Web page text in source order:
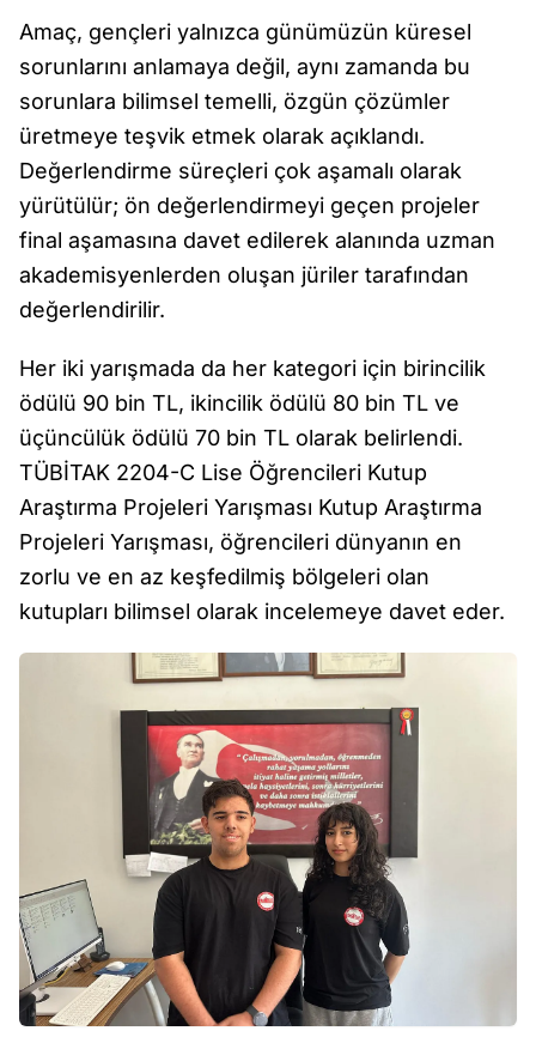
Amaç, gençleri yalnızca günümüzün küresel
sorunlarını anlamaya değil, aynı zamanda bu
sorunlara bilimsel temelli, özgün çözümler
üretmeye teşvik etmek olarak açıklandı.
Değerlendirme süreçleri çok aşamalı olarak
yürütülür; ön değerlendirmeyi geçen projeler
final aşamasına davet edilerek alanında uzman
akademisyenlerden oluşan jüriler tarafından
değerlendirilir.
Her iki yarışmada da her kategori için birincilik
ödülü 90 bin TL, ikincilik ödülü 80 bin TL ve
üçüncülük ödülü 70 bin TL olarak belirlendi.
TÜBİTAK 2204-C Lise Öğrencileri Kutup
Araştırma Projeleri Yarışması Kutup Araştırma
Projeleri Yarışması, öğrencileri dünyanın en
zorlu ve en az keşfedilmiş bölgeleri olan
kutupları bilimsel olarak incelemeye davet eder.